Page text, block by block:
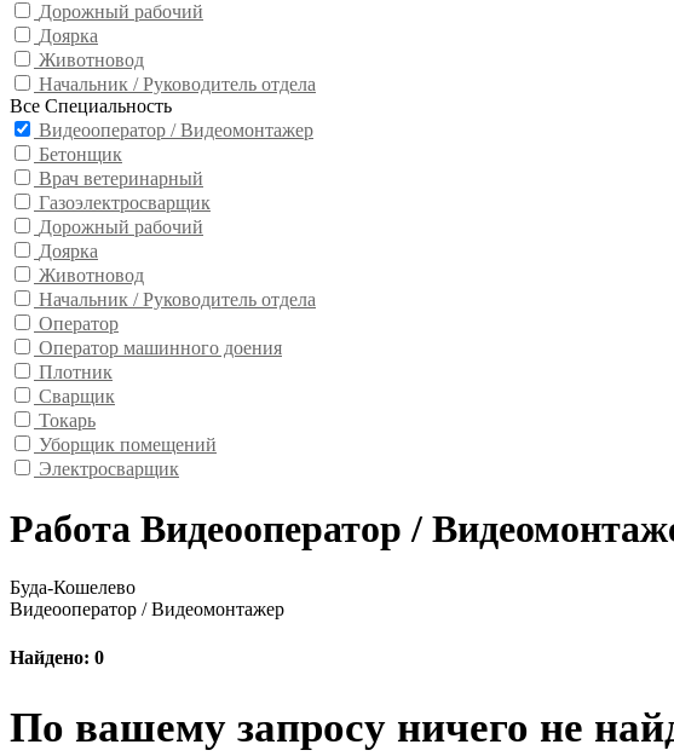
Дорожный рабочий
Доярка
Животновод
Начальник / Руководитель отдела
Все Специальность
Видеооператор / Видеомонтажер
Бетонщик
Врач ветеринарный
Газоэлектросварщик
Дорожный рабочий
Доярка
Животновод
Начальник / Руководитель отдела
Оператор
Оператор машинного доения
Плотник
Сварщик
Токарь
Уборщик помещений
Электросварщик
Работа Видеооператор /
Буда-Кошелево
Видеооператор / Видеомонтажер
Найдено: 0
По вашему запросу ничего не